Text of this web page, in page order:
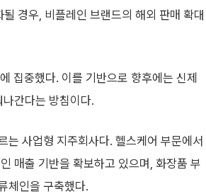
경우, 비플레인 브랜드의 해외 판매 확대
집중했다. 이를 기반으로 향후에는 신제
간다는 방침이다.
는 사업형 지주회사다. 헬스케어 부문에서
매출 기반을 확보하고 있으며, 화장품 부
체인을 구축했다.